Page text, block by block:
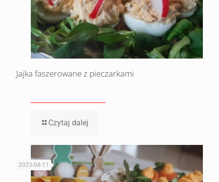
Jajka faszerowane z pieczarkami
Czytaj dalej
2023-04-11